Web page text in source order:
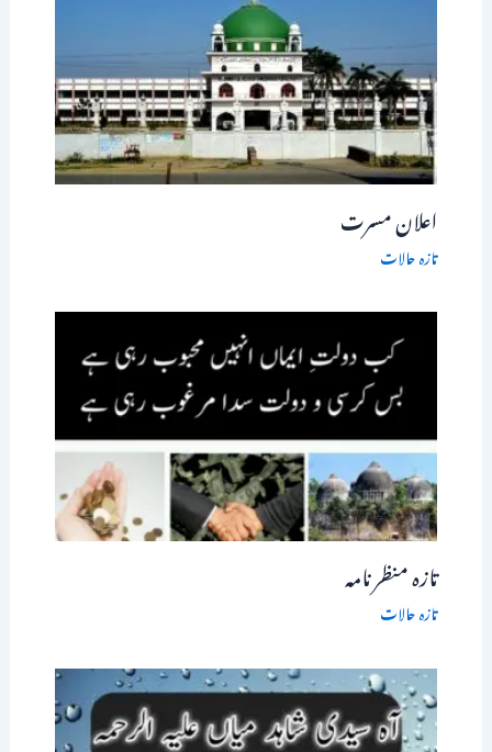
اعلان مسرت
تازہ حالات
تازہ منظر نامہ
تازہ حالات